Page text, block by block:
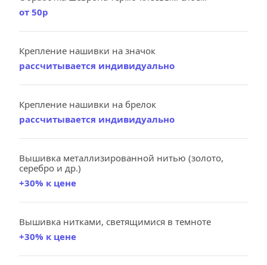
от 50р
Крепление нашивки на значок
рассчитывается индивидуально
Крепление нашивки на брелок
рассчитывается индивидуально
Вышивка металлизированной нитью (золото,
серебро и др.)
+30% к цене
Вышивка нитками, светящимися в темноте
+30% к цене